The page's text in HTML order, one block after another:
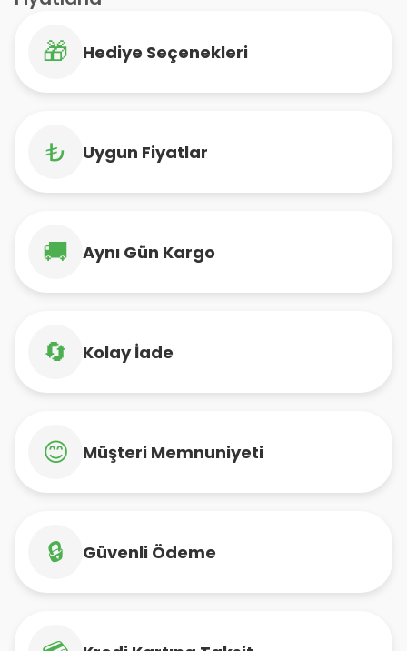
🎁 Hediye Seçenekleri
₺ Uygun Fiyatlar
🚚 Aynı Gün Kargo
🔄 Kolay İade
😊 Müşteri Memnuniyeti
🔒 Güvenli Ödeme